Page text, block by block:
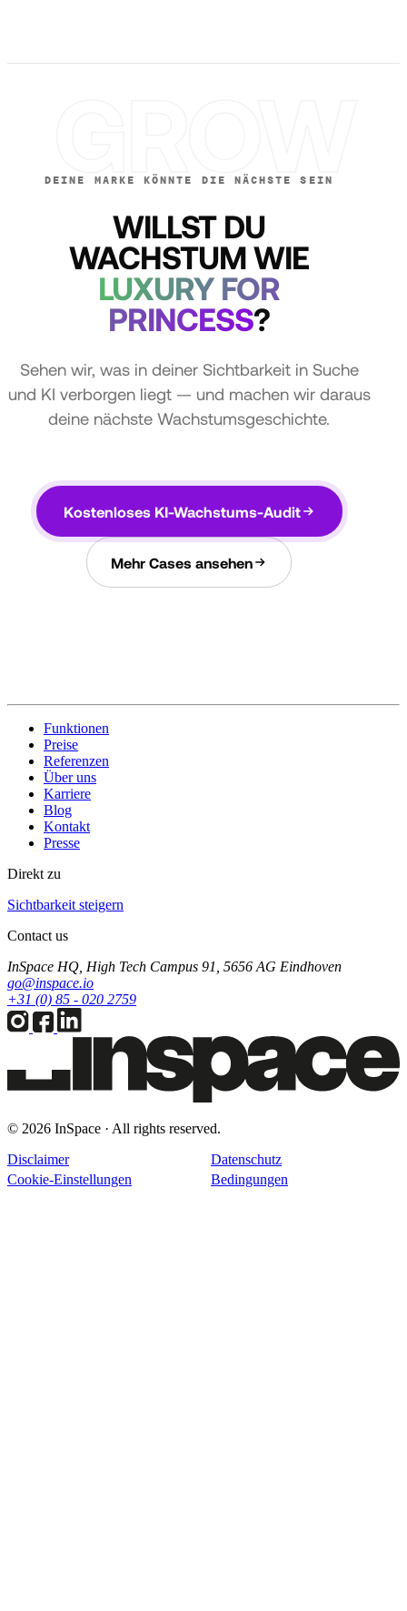
DEINE MARKE KÖNNTE DIE NÄCHSTE SEIN
WILLST DU
WACHSTUM WIE
LUXURY FOR
PRINCESS?
Sehen wir, was in deiner Sichtbarkeit in Suche
und KI verborgen liegt — und machen wir daraus
deine nächste Wachstumsgeschichte.
Kostenloses KI-Wachstums-Audit
Mehr Cases ansehen
Funktionen
Preise
Referenzen
Über uns
Karriere
Blog
Kontakt
Presse
Direkt zu
Sichtbarkeit steigern
Contact us
InSpace HQ, High Tech Campus 91, 5656 AG Eindhoven
go@inspace.io
+31 (0) 85 - 020 2759
© 2026 InSpace · All rights reserved.
Disclaimer
Datenschutz
Cookie-Einstellungen
Bedingungen